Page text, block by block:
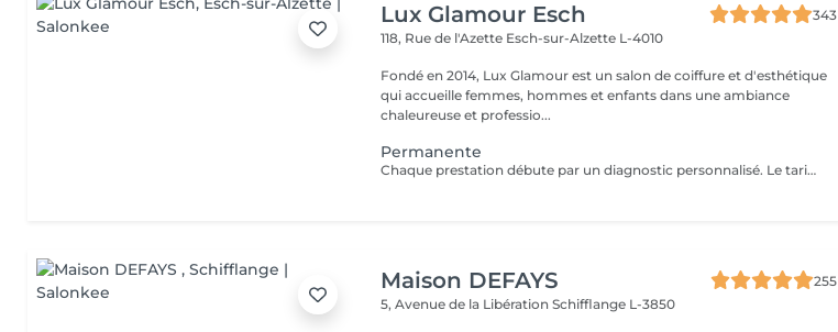
Lux Glamour Esch
343
118, Rue de l'Azette Esch-sur-Alzette L-4010
Fondé en 2014, Lux Glamour est un salon de coiffure et d'esthétique
qui accueille femmes, hommes et enfants dans une ambiance
chaleureuse et professio...
Permanente
Chaque prestation débute par un diagnostic personnalisé. Le tarif final est confirmé en salon selon les besoins de vos cheveux et la technique réalisée.
Maison DEFAYS
255
5, Avenue de la LibérationSchifflange L-3850